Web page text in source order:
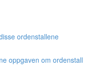
ordenstallene
oppgaven om ordenstall